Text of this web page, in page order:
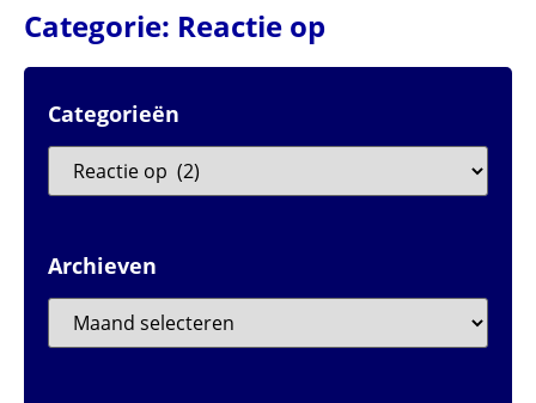
Categorie: Reactie op
Categorieën
Archieven